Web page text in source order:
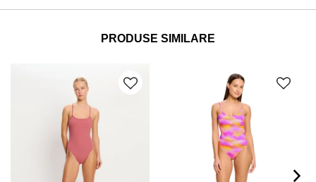
PRODUSE SIMILARE